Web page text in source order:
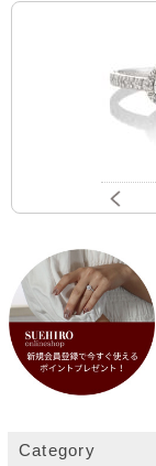
Category